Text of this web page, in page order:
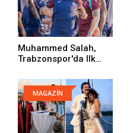
Muhammed Salah,
Trabzonspor'da Ilk
MAGAZİN